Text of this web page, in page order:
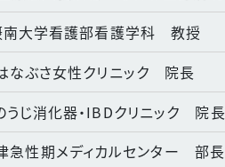
南大学看護部看護学科 教授
なぶさ女性クリニック 院長
うじ消化器・IBDクリニック 院長
急性期メディカルセンター 部長